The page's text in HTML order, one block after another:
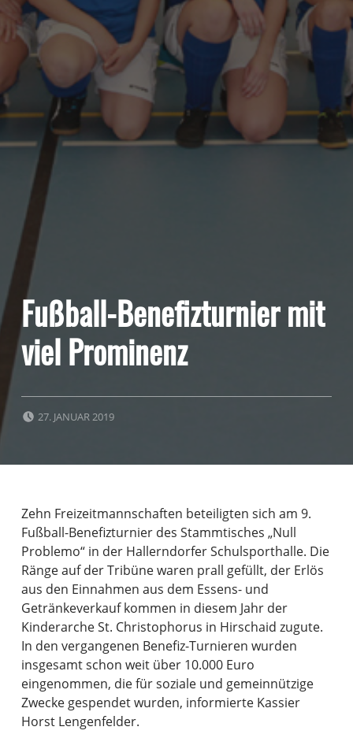
Fußball-Benefizturnier mit
viel Prominenz
27. JANUAR 2019
Zehn Freizeitmannschaften beteiligten sich am 9.
Fußball-Benefizturnier des Stammtisches „Null
Problemo“ in der Hallerndorfer Schulsporthalle. Die
Ränge auf der Tribüne waren prall gefüllt, der Erlös
aus den Einnahmen aus dem Essens- und
Getränkeverkauf kommen in diesem Jahr der
Kinderarche St. Christophorus in Hirschaid zugute.
In den vergangenen Benefiz-Turnieren wurden
insgesamt schon weit über 10.000 Euro
eingenommen, die für soziale und gemeinnützige
Zwecke gespendet wurden, informierte Kassier
Horst Lengenfelder.